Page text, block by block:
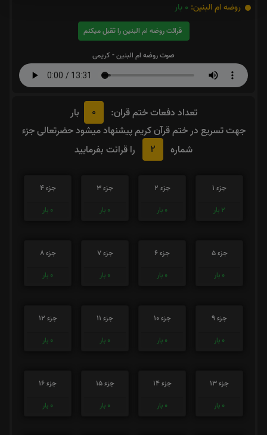
روضه ام البنین: 0 بار
قرائت روضه ام البنین را تقبل میکنم
صوت روضه ام البنین - کریمی
تعداد دفعات ختم قران: 0
بار
جهت تسریع در ختم قرآن کریم پیشنهاد میشود حضرتعالی جزء
شماره
2 را قرائت بفرمایید
جزء 1
2 بار
جزء 2
0 بار
جزء 3
0 بار
جزء 4
0 بار
جزء 5
0 بار
جزء 6
0 بار
جزء 7
0 بار
جزء 8
0 بار
جزء 9
0 بار
جزء 10
0 بار
جزء 11
0 بار
جزء 12
0 بار
جزء 13
0 بار
جزء 14
0 بار
جزء 15
0 بار
جزء 16
0 بار